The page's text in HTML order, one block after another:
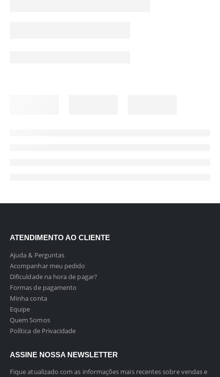
ATENDIMENTO AO CLIENTE
Ajuda & Perguntas
Acompanhar meu pedido
Dificuldade na hora de pagar?
Formas de pagamento
Minha conta
Equipe
Quem Somos
Política de Privacidade
ASSINE NOSSA NEWSLETTER
Fique atualizado com as informações mais recentes sobre vendas e